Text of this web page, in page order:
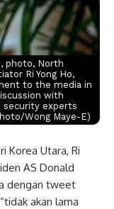
photo, North
Ri Yong Ho,
to the media in
with
security experts
Wong Maye-E)
Korea Utara, Ri
AS Donald
dengan tweet
akan lama